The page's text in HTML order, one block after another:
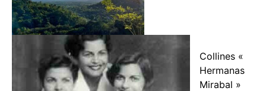
Collines «
Hermanas
Mirabal »